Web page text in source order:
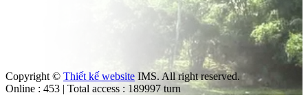
Copyright © Thiết kế website IMS. All right reserved.
Online : 453 | Total access : 189997 turn